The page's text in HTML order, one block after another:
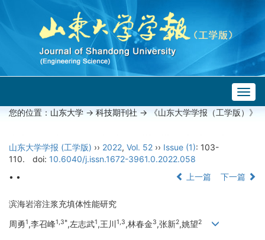
您的位置： 山东大学 -> 科技期刊社 -> 《山东大学学报（工学版）》
山东大学学报 (工学版) ›› 2022, Vol. 52 ›› Issue (1): 103-
110.
doi: 10.6040/j.issn.1672-3961.0.2022.058
• •
上一篇 下一篇
滨海岩溶注浆充填体性能研究
周勇1,李召峰1,3*,左志武1,王川1,3,林春金3,张新2,姚望2